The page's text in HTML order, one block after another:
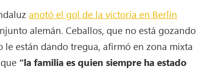
anotó el gol de la victoria en Berlín
alemán. Ceballos, que no está gozando
están dando tregua, afirmó en zona mixta
“la familia es quien siempre ha estado